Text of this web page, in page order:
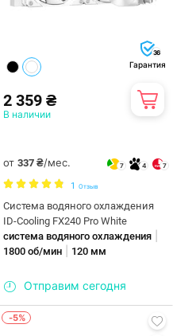
36
Гарантия
2 359 ₴
В наличии
от 337 ₴/мес. 7 4 7
1 Отзыв
Система водяного охлаждения
ID-Cooling FX240 Pro White
система водяного охлаждения
1800 об/мин 120 мм
Отправим сегодня
-5%